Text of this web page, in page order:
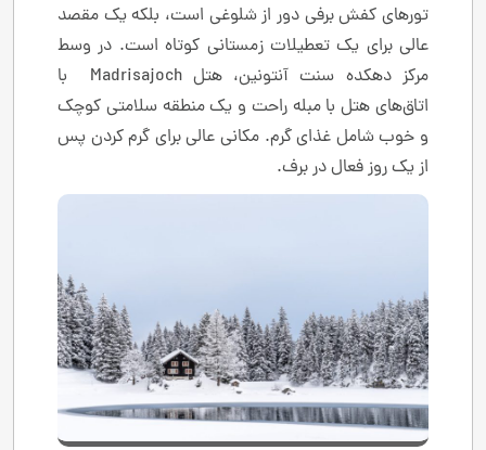
تورهای کفش برفی دور از شلوغی است، بلکه یک مقصد
عالی برای یک تعطیلات زمستانی کوتاه است. در وسط
مرکز دهکده سنت آنتونین، هتل Madrisajoch با
اتاق‌های هتل با مبله راحت و یک منطقه سلامتی کوچک
و خوب شامل غذای گرم. مکانی عالی برای گرم کردن پس
از یک روز فعال در برف.